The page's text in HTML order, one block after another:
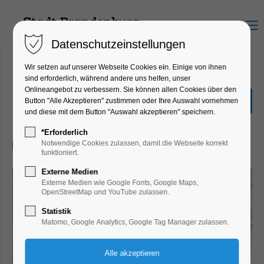
Menu
In Liebe, eure Hilde
Kino
02.12.2024, 20:00–22:00
Datenschutzeinstellungen
Wir setzen auf unserer Webseite Cookies ein. Einige von ihnen
sind erforderlich, während andere uns helfen, unser
Onlineangebot zu verbessern. Sie können allen Cookies über den
Button "Alle Akzeptieren" zustimmen oder Ihre Auswahl vornehmen
und diese mit dem Button "Auswahl akzeptieren" speichern.
*Erforderlich
Notwendige Cookies zulassen, damit die Webseite korrekt
funktioniert.
Externe Medien
Externe Medien wie Google Fonts, Google Maps,
OpenStreetMap und YouTube zulassen.
Statistik
Matomo, Google Analytics, Google Tag Manager zulassen.